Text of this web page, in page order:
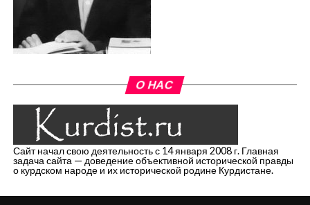
О НАС
Сайт начал свою деятельность с 14 января 2008 г. Главная
задача сайта — доведение объективной исторической правды
о курдском народе и их исторической родине Курдистане.